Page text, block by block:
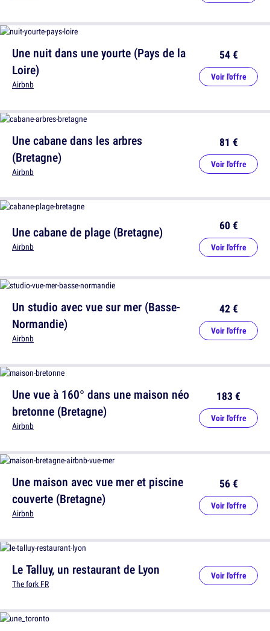
Une cabane dans les arbres
(Bretagne)
Airbnb
81 €
Voir l'offre
Un studio avec vue sur mer (Basse-
Normandie)
Airbnb
42 €
Voir l'offre
Une maison avec vue mer et piscine
couverte (Bretagne)
Airbnb
56 €
Voir l'offre
Une nuit dans une yourte (Pays de la
Loire)
Airbnb
54 €
Voir l'offre
Une cabane de plage (Bretagne)
Airbnb
60 €
Voir l'offre
Une vue à 160° dans une maison néo
bretonne (Bretagne)
Airbnb
183 €
Voir l'offre
Le Talluy, un restaurant de Lyon
The fork FR
Voir l'offre